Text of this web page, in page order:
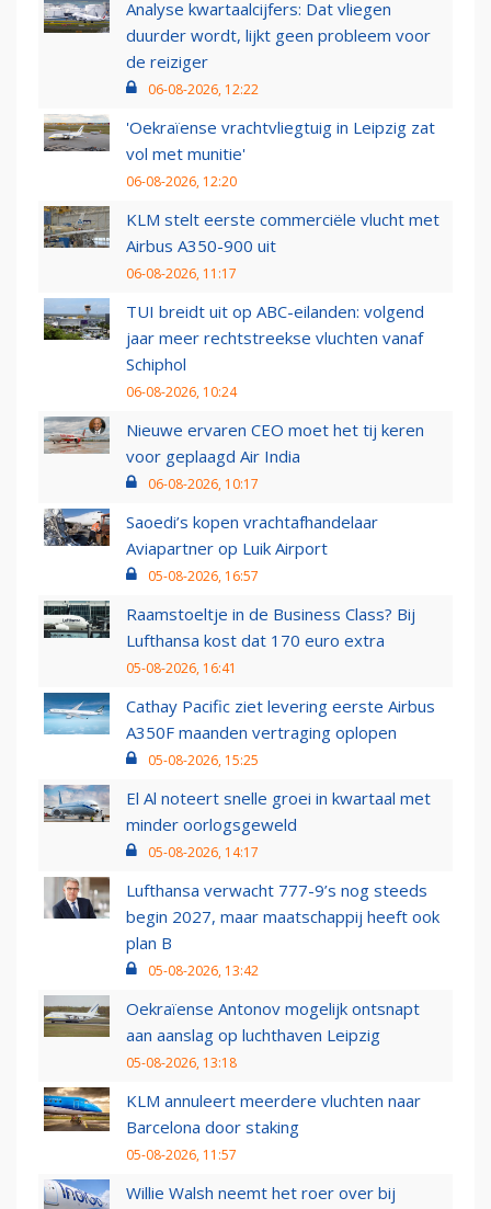
Analyse kwartaalcijfers: Dat vliegen
duurder wordt, lijkt geen probleem voor
de reiziger
06-08-2026, 12:22
'Oekraïense vrachtvliegtuig in Leipzig zat
vol met munitie'
06-08-2026, 12:20
KLM stelt eerste commerciële vlucht met
Airbus A350-900 uit
06-08-2026, 11:17
TUI breidt uit op ABC-eilanden: volgend
jaar meer rechtstreekse vluchten vanaf
Schiphol
06-08-2026, 10:24
Nieuwe ervaren CEO moet het tij keren
voor geplaagd Air India
06-08-2026, 10:17
Saoedi’s kopen vrachtafhandelaar
Aviapartner op Luik Airport
05-08-2026, 16:57
Raamstoeltje in de Business Class? Bij
Lufthansa kost dat 170 euro extra
05-08-2026, 16:41
Cathay Pacific ziet levering eerste Airbus
A350F maanden vertraging oplopen
05-08-2026, 15:25
El Al noteert snelle groei in kwartaal met
minder oorlogsgeweld
05-08-2026, 14:17
Lufthansa verwacht 777-9’s nog steeds
begin 2027, maar maatschappij heeft ook
plan B
05-08-2026, 13:42
Oekraïense Antonov mogelijk ontsnapt
aan aanslag op luchthaven Leipzig
05-08-2026, 13:18
KLM annuleert meerdere vluchten naar
Barcelona door staking
05-08-2026, 11:57
Willie Walsh neemt het roer over bij